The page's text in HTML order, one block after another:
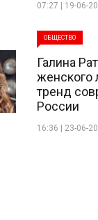
07:27 | 19-06-
ОБЩЕСТВО
Галина
женского
тренд
России
16:36 | 23-06-